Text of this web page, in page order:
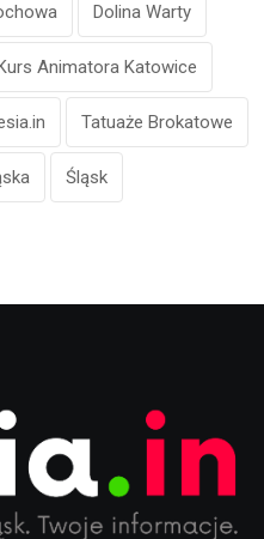
Dolina Warty
Animatora Katowice
Tatuaże Brokatowe
Śląsk